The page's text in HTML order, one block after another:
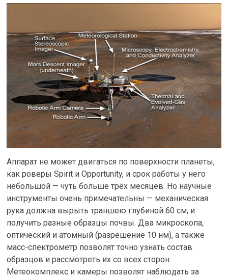
Аппарат не может двигаться по поверхности планеты,
как роверы Spirit и Opportunity, и срок работы у него
небольшой — чуть больше трёх месяцев. Но научные
инструменты очень примечательны — механическая
рука должна вырыть траншею глубиной 60 см, и
получить разные образцы почвы. Два микроскопа,
оптический и атомный (разрешение 10 нм), а также
масс-спектрометр позволят точно узнать состав
образцов и рассмотреть их со всех сторон.
Метеокомплекс и камеры позволят наблюдать за